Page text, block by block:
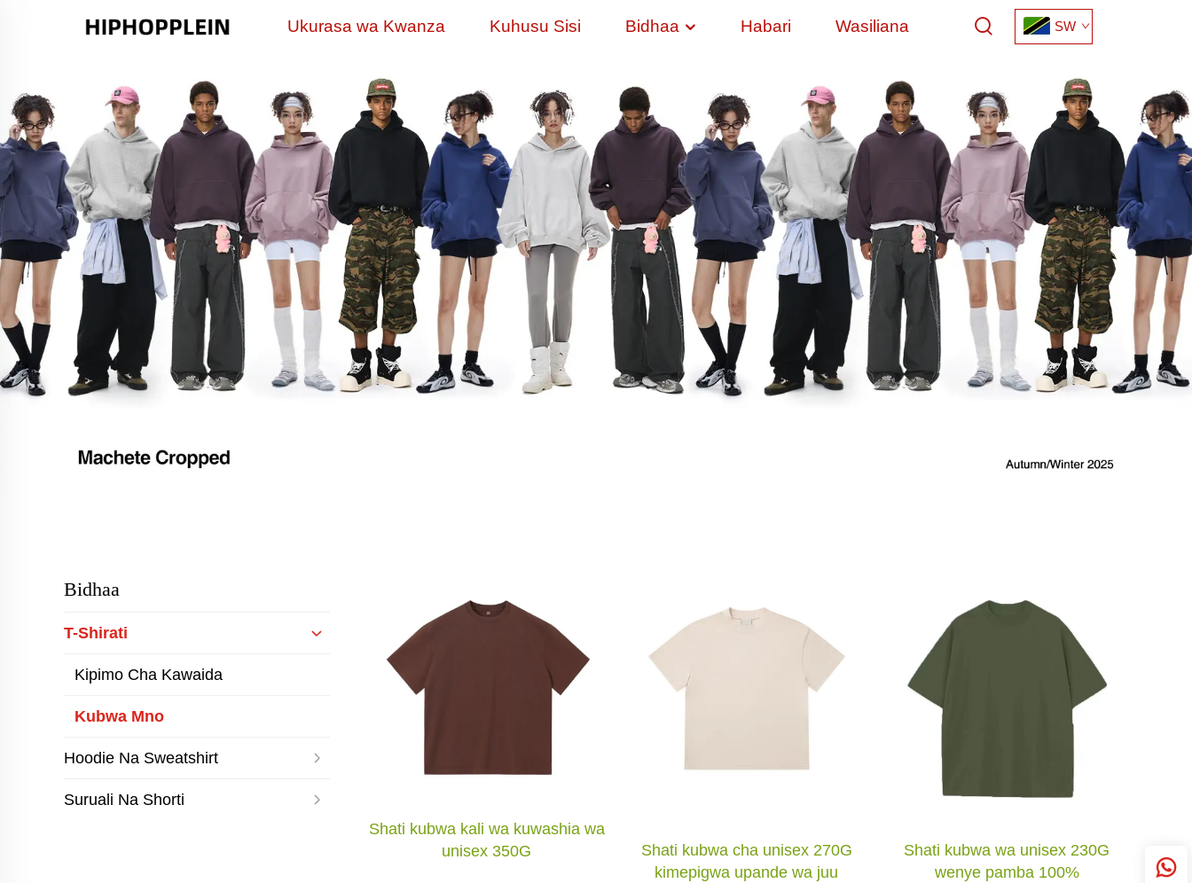
Ukurasa wa Kwanza Kuhusu Sisi Bidhaa Habari Wasiliana SW
Bidhaa
T-Shirati
Kipimo Cha Kawaida
Kubwa Mno
Hoodie Na Sweatshirt
Suruali Na Shorti
Shati kubwa kali wa kuwashia wa
unisex 350G
Shati kubwa cha unisex 270G
kimepigwa upande wa juu
Shati kubwa wa unisex 230G
wenye pamba 100%